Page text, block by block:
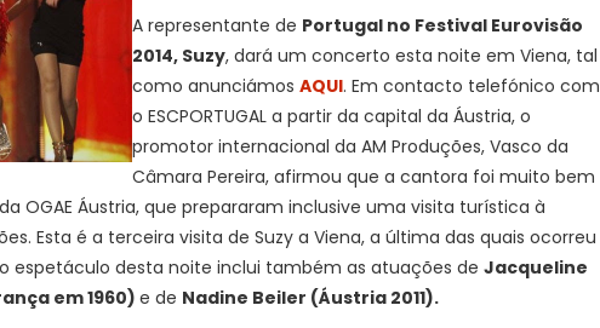
A representante de Portugal no Festival Eurovisão
2014, Suzy, dará um concerto esta noite em Viena, tal
como anunciámos AQUI. Em contacto telefónico com
o ESCPORTUGAL a partir da capital da Áustria, o
promotor internacional da AM Produções, Vasco da
Câmara Pereira, afirmou que a cantora foi muito bem
OGAE Áustria, que prepararam inclusive uma visita turística à
Esta é a terceira visita de Suzy a Viena, a última das quais ocorreu
espetáculo desta noite inclui também as atuações de Jacqueline
em 1960)e de Nadine Beiler (Áustria 2011).